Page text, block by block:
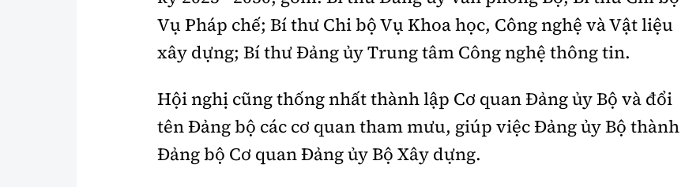
Vụ Pháp chế; Bí thư Chi bộ Vụ Khoa học, Công nghệ và Vật liệu
xây dựng; Bí thư Đảng ủy Trung tâm Công nghệ thông tin.
Hội nghị cũng thống nhất thành lập Cơ quan Đảng ủy Bộ và đổi
tên Đảng bộ các cơ quan tham mưu, giúp việc Đảng ủy Bộ thành
Đảng bộ Cơ quan Đảng ủy Bộ Xây dựng.